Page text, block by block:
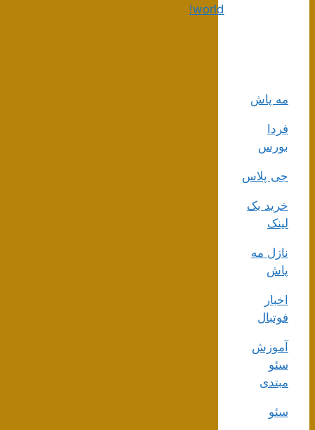
world!
مه پاش
فردا
بورس
جی پلاس
خرید بک
لینک
نازل مه
پاش
اخبار
فوتبال
آموزش
سئو
مبتدی
سئو